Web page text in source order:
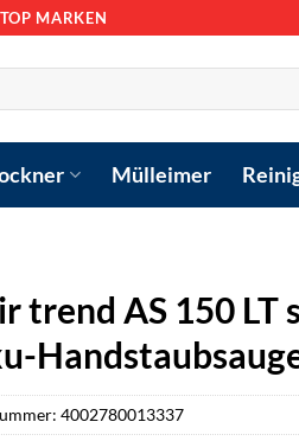
TOP MARKEN
Mülleimer
trend AS 150
4002780013337